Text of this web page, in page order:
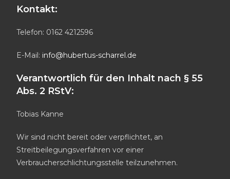
Kontakt:
Telefon: 0162 4212596
E-Mail: info@hubertus-scharrel.de
Verantwortlich für den Inhalt nach § 55
Abs. 2 RStV:
Tobias Kanne
Wir sind nicht bereit oder verpflichtet, an
Streitbeilegungsverfahren vor einer
Verbraucherschlichtungsstelle teilzunehmen.